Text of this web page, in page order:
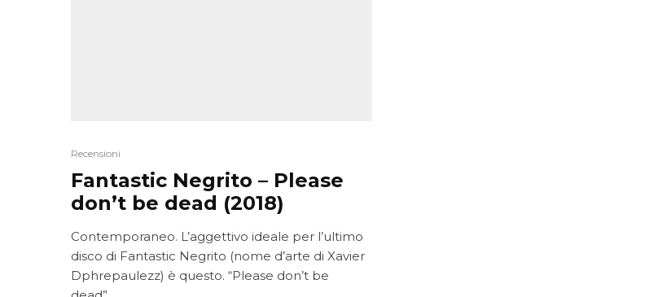
Recensioni
Fantastic Negrito – Please
don’t be dead (2018)
Contemporaneo. L’aggettivo ideale per l’ultimo
disco di Fantastic Negrito (nome d’arte di Xavier
Dphrepaulezz) è questo. “Please don’t be
©2017-2023 The Synthposium Clan